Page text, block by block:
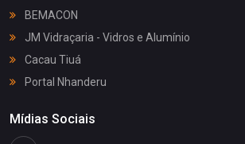
BEMACON
JM Vidraçaria - Vidros e Alumínio
Cacau Tiuá
Portal Nhanderu
Mídias Sociais